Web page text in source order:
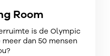
Room
is de Olympic
meer dan 50 mensen